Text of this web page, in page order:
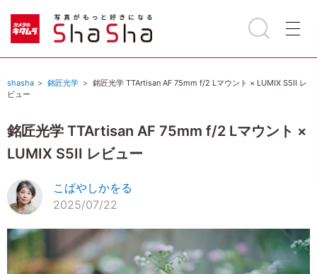
shasha 銘匠光学
銘匠光学 TTArtisan AF 75mm f/2 Lマウント × LUMIX S5II レ
ビュー
銘匠光学 TTArtisan AF 75mm f/2 Lマウント ×
LUMIX S5II レビュー
こばやしかをる
2025/07/22